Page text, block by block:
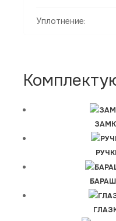
Уплотнение: